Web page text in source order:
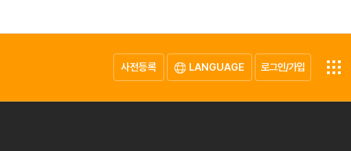
사전등록 LANGUAGE 로그인/가입